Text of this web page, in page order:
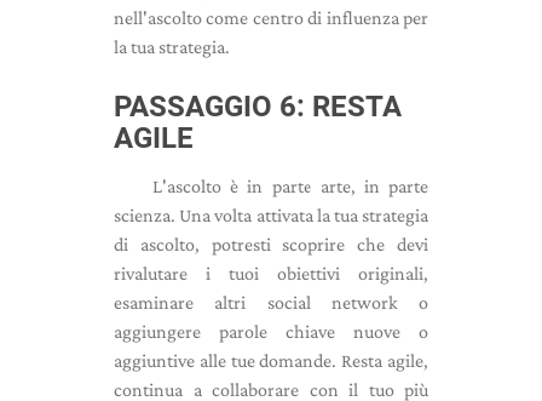
nell'ascolto come centro di influenza per
la tua strategia.
PASSAGGIO 6: RESTA
AGILE
L'ascolto è in parte arte, in parte
scienza. Una volta attivata la tua strategia
di ascolto, potresti scoprire che devi
rivalutare i tuoi obiettivi originali,
esaminare altri social network o
aggiungere parole chiave nuove o
aggiuntive alle tue domande. Resta agile,
continua a collaborare con il tuo più